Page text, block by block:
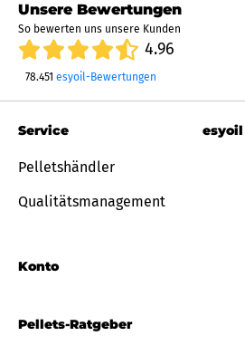
Unsere Bewertungen
So bewerten uns unsere Kunden
4.96
78.451 esyoil-Bewertungen
Pellets-Ratgeber
Service
Pelletshändler
Qualitätsmanagement
Konto
esyoil